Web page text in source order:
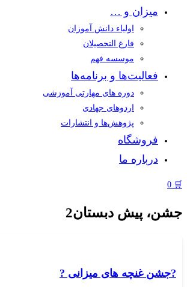
میزان و …
اولیاء دانش آموزان
فارغ‌ التحصیلان
موسسه فهم
فعالیت‌ها و برنامه‌ها
دوره های مهارتی آموزشی
اردوهای جهادی
پژوهش‌ها و انتشارات
فروشگاه
درباره ما
0
پیش دبستان2
?جشن غنچه های میزانی ?